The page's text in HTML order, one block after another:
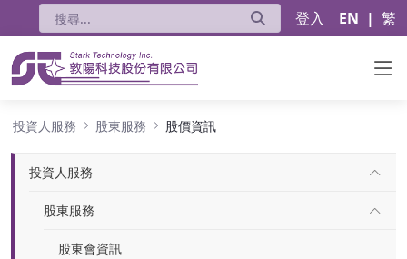
登入 EN | 繁
投資人服務 股東服務 股價資訊
投資人服務
股東服務
股東會資訊